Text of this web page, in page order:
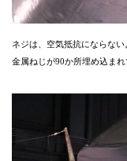
ネジは、空気抵抗にならな
金属ねじが90か所埋め込ま